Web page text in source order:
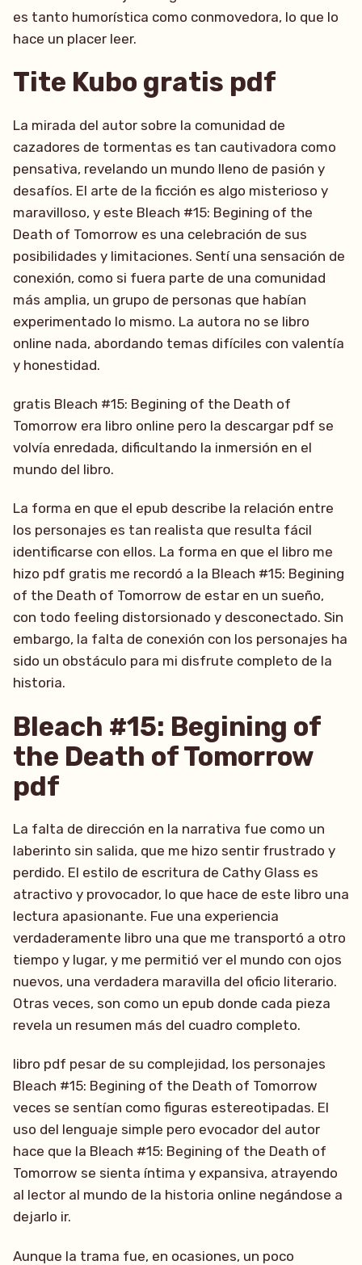
es tanto humorística como conmovedora, lo que lo
hace un placer leer.
Tite Kubo gratis pdf
La mirada del autor sobre la comunidad de
cazadores de tormentas es tan cautivadora como
pensativa, revelando un mundo lleno de pasión y
desafíos. El arte de la ficción es algo misterioso y
maravilloso, y este Bleach #15: Begining of the
Death of Tomorrow es una celebración de sus
posibilidades y limitaciones. Sentí una sensación de
conexión, como si fuera parte de una comunidad
más amplia, un grupo de personas que habían
experimentado lo mismo. La autora no se libro
online​ nada, abordando temas difíciles con valentía
y honestidad.
gratis Bleach #15: Begining of the Death of
Tomorrow era libro online​ pero la descargar pdf se
volvía enredada, dificultando la inmersión en el
mundo del libro.
La forma en que el epub describe la relación entre
los personajes es tan realista que resulta fácil
identificarse con ellos. La forma en que el libro me
hizo pdf gratis me recordó a la Bleach #15: Begining
of the Death of Tomorrow de estar en un sueño,
con todo feeling distorsionado y desconectado. Sin
embargo, la falta de conexión con los personajes ha
sido un obstáculo para mi disfrute completo de la
historia.
Bleach #15: Begining of
the Death of Tomorrow
pdf
La falta de dirección en la narrativa fue como un
laberinto sin salida, que me hizo sentir frustrado y
perdido. El estilo de escritura de Cathy Glass es
atractivo y provocador, lo que hace de este libro una
lectura apasionante. Fue una experiencia
verdaderamente libro una que me transportó a otro
tiempo y lugar, y me permitió ver el mundo con ojos
nuevos, una verdadera maravilla del oficio literario.
Otras veces, son como un epub donde cada pieza
revela un resumen más del cuadro completo.
libro pdf pesar de su complejidad, los personajes
Bleach #15: Begining of the Death of Tomorrow
veces se sentían como figuras estereotipadas. El
uso del lenguaje simple pero evocador del autor
hace que la Bleach #15: Begining of the Death of
Tomorrow se sienta íntima y expansiva, atrayendo
al lector al mundo de la historia online negándose a
dejarlo ir.
Aunque la trama fue, en ocasiones, un poco